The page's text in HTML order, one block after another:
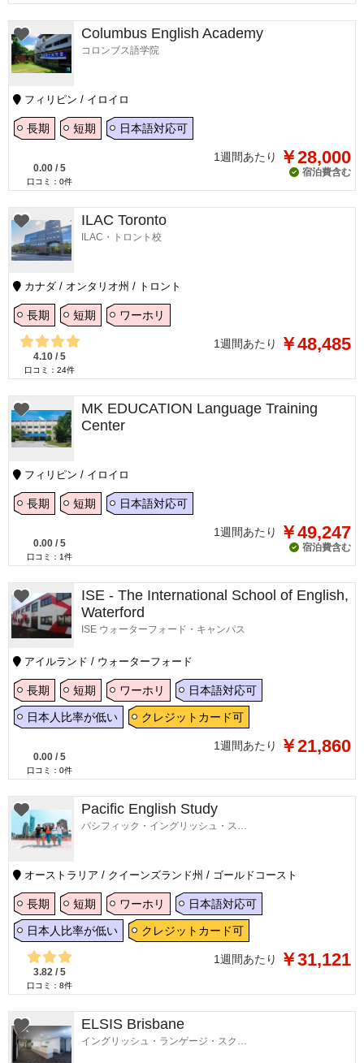
Columbus English Academy
コロンブス語学院
フィリピン / イロイロ
長期 短期 日本語対応可
0.00 / 5
口コミ： 0件
1週間あたり ￥28,000
宿泊費含む
ILAC Toronto
ILAC・トロント校
カナダ / オンタリオ州 / トロント
長期 短期 ワーホリ
4.10 / 5
口コミ： 24件
1週間あたり ￥48,485
MK EDUCATION Language Training
Center
フィリピン / イロイロ
長期 短期 日本語対応可
0.00 / 5
口コミ： 1件
1週間あたり ￥49,247
宿泊費含む
ISE - The International School of English,
Waterford
ISE ウォーターフォード・キャンパス
アイルランド / ウォーターフォード
長期 短期 ワーホリ 日本語対応可
日本人比率が低い クレジットカード可
0.00 / 5
口コミ： 0件
1週間あたり ￥21,860
Pacific English Study
パシフィック・イングリッシュ・スタディ
オーストラリア / クイーンズランド州 / ゴールドコースト
長期 短期 ワーホリ 日本語対応可
日本人比率が低い クレジットカード可
3.82 / 5
口コミ： 8件
1週間あたり ￥31,121
ELSIS Brisbane
イングリッシュ・ランゲージ・スクール・イン・ブリスベン